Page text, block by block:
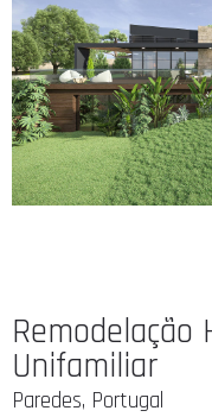
Remodelação
Unifamiliar
Paredes, Portugal